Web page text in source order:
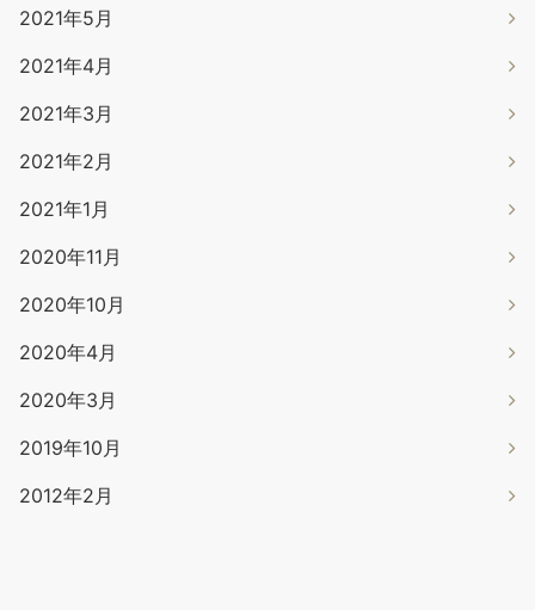
2021年5月
2021年4月
2021年3月
2021年2月
2021年1月
2020年11月
2020年10月
2020年4月
2020年3月
2019年10月
2012年2月